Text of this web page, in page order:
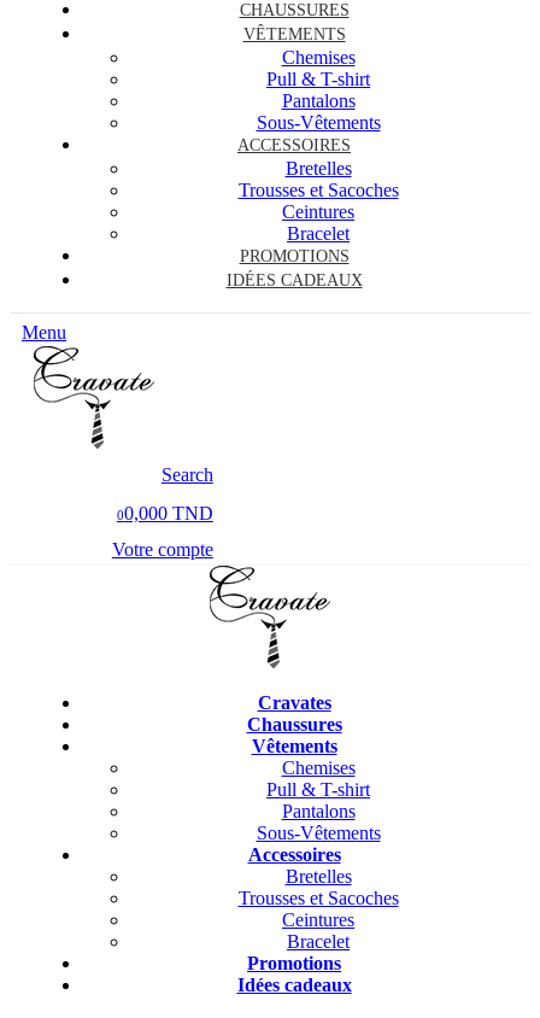
CHAUSSURES
VÊTEMENTS
Chemises
Pull & T-shirt
Pantalons
Sous-Vêtements
ACCESSOIRES
Bretelles
Trousses et Sacoches
Ceintures
Bracelet
PROMOTIONS
IDÉES CADEAUX
Menu
Search
00,000 TND
Votre compte
Cravates
Chaussures
Vêtements
Chemises
Pull & T-shirt
Pantalons
Sous-Vêtements
Accessoires
Bretelles
Trousses et Sacoches
Ceintures
Bracelet
Promotions
Idées cadeaux